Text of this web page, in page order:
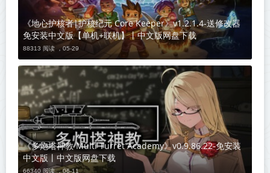
《地心护核者|护核纪元 Core Keeper》v1.2.1.4-送修改器
免安装中文版【单机+联机】丨中文版网盘下载
88313 阅读 ，05-29
《多炮塔神教 Multi Turret Academy》v0.9.86.22-免安装
中文版丨中文版网盘下载
66340 阅读 ，06-11